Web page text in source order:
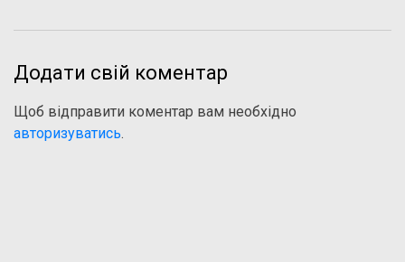
Додати свій коментар
Щоб відправити коментар вам необхідно
авторизуватись.